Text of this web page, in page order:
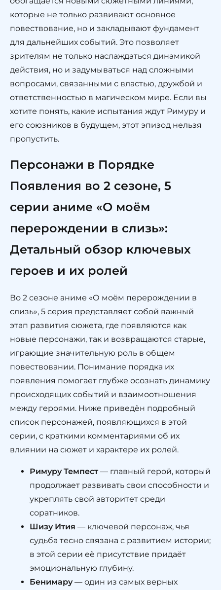
которые не только развивают основное
повествование, но и закладывают фундамент
для дальнейших событий. Это позволяет
зрителям не только наслаждаться динамикой
действия, но и задумываться над сложными
вопросами, связанными с властью, дружбой и
ответственностью в магическом мире. Если вы
хотите понять, какие испытания ждут Римуру и
его союзников в будущем, этот эпизод нельзя
пропустить.
Персонажи в Порядке
Появления во 2 сезоне, 5
серии аниме «О моём
перерождении в слизь»:
Детальный обзор ключевых
героев и их ролей
Во 2 сезоне аниме «О моём перерождении в
слизь», 5 серия представляет собой важный
этап развития сюжета, где появляются как
новые персонажи, так и возвращаются старые,
играющие значительную роль в общем
повествовании. Понимание порядка их
появления помогает глубже осознать динамику
происходящих событий и взаимоотношения
между героями. Ниже приведён подробный
список персонажей, появляющихся в этой
серии, с краткими комментариями об их
влиянии на сюжет и характере их ролей.
Римуру Темпест— главный герой, который
продолжает развивать свои способности и
укреплять свой авторитет среди
соратников.
Шизу Ития — ключевой персонаж, чья
судьба тесно связана с развитием истории;
в этой серии её присутствие придаёт
эмоциональную глубину.
Бенимару— один из самых верных